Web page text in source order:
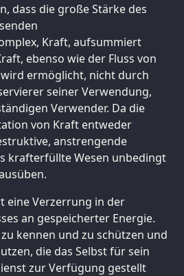
dass die große Stärke des
Kraft, aufsummiert
ebenso wie der Fluss von
ermöglicht, nicht durch
seiner Verwendung,
Verwender. Da die
von Kraft entweder
anstrengende
krafterfüllte Wesen unbedingt
eine Verzerrung in der
an gespeicherter Energie.
kennen und zu schützen und
die das Selbst für sein
zur Verfügung gestellt